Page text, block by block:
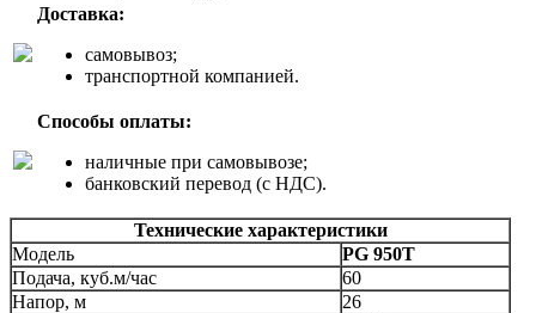
Доставка:
самовывоз;
транспортной компанией.
Способы оплаты:
наличные при самовывозе;
банковский перевод (с НДС).
Технические характеристики
Модель
PG 950T
Подача, куб.м/час
60
Напор, м
26